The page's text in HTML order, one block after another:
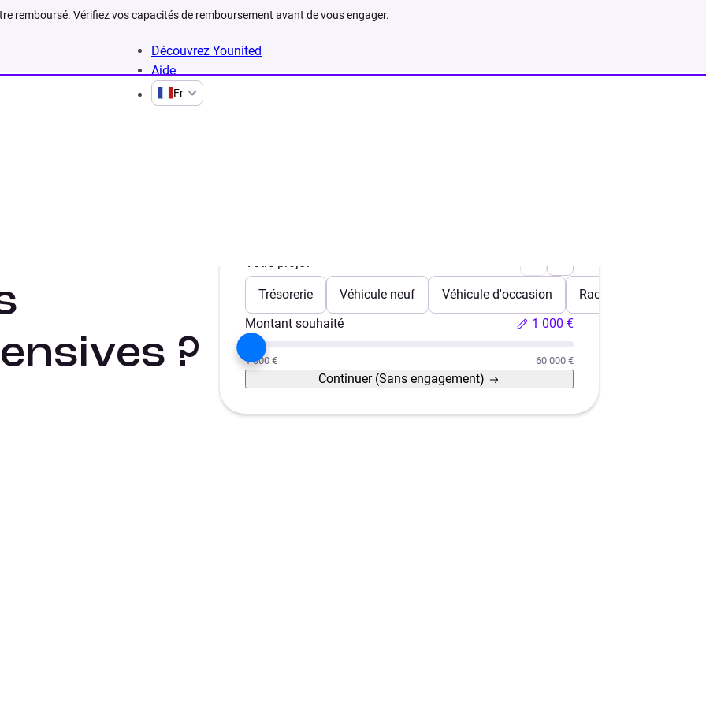
remboursé. Vérifiez vos capacités de remboursement avant de vous engager.
Découvrez Younited
Aide
Fr
?
Votre projet
Trésorerie Véhicule neuf Véhicule d'occasion Rachat de crédits
Montant souhaité
1 000 €
1 000 € 60 000 €
Continuer (Sans engagement)